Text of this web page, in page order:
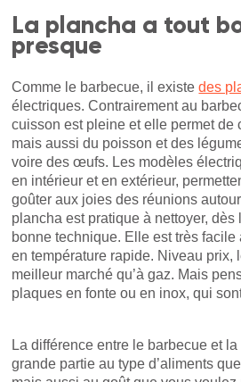
La plancha a tout
presque
Comme le barbecue, il existedes
électriques. Contrairement au
cuisson est pleine et elle permet de
mais aussi du poisson et des
voire des œufs. Les modèles
en intérieur et en extérieur,
goûter aux joies des réunions
plancha est pratique à nettoyer, dès
bonne technique. Elle est très
en température rapide. Niveau prix,
meilleur marché qu’à gaz. Mais
plaques en fonte ou en inox, qui
La différence entre le barbecue et
grande partie au type d’aliments